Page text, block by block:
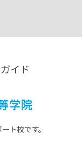
イド
ト校です。